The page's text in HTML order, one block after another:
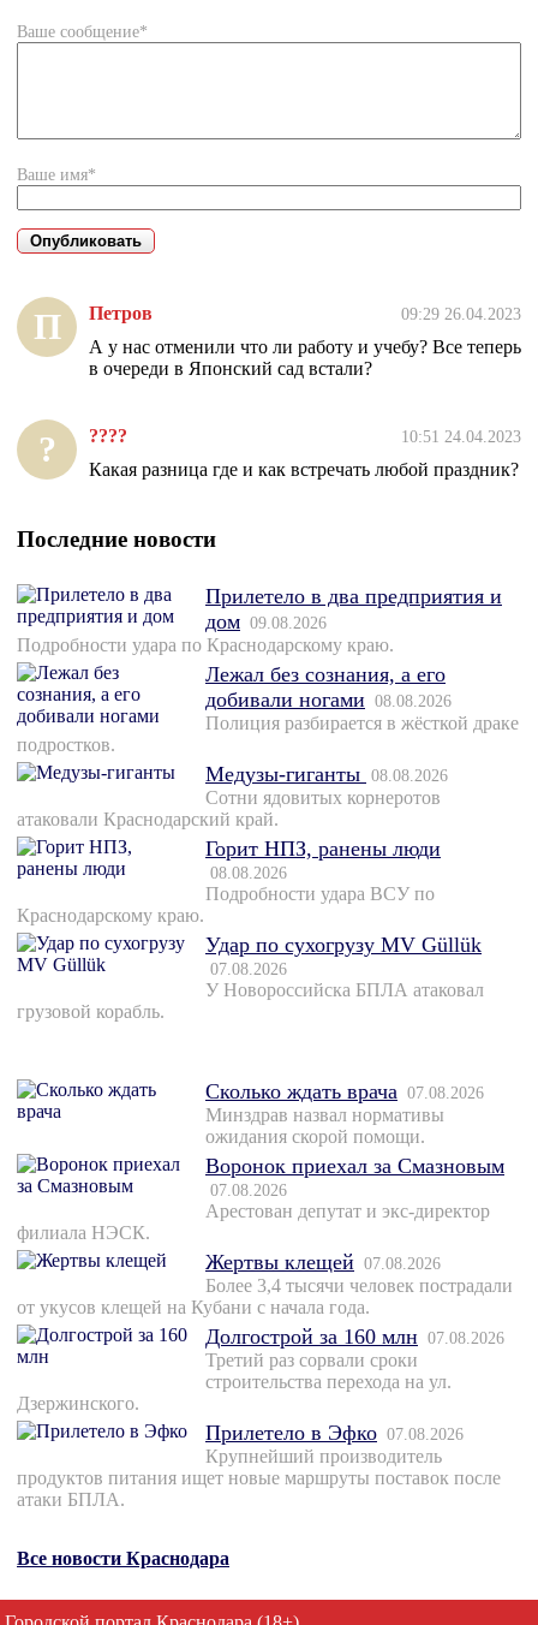
Ваше сообщение*
Ваше имя*
П Петров 09:29 26.04.2023
А у нас отменили что ли работу и учебу? Все теперь
в очереди в Японский сад встали?
? ???? 10:51 24.04.2023
Какая разница где и как встречать любой праздник?
Последние новости
Прилетело в два предприятия и
дом 09.08.2026
Подробности удара по Краснодарскому краю.
Лежал без сознания, а его
добивали ногами 08.08.2026
Полиция разбирается в жёсткой драке
подростков.
Медузы-гиганты 08.08.2026
Сотни ядовитых корнеротов
атаковали Краснодарский край.
Горит НПЗ, ранены люди
08.08.2026
Подробности удара ВСУ по
Краснодарскому краю.
Удар по сухогрузу MV Güllük
07.08.2026
У Новороссийска БПЛА атаковал
грузовой корабль.
Сколько ждать врача 07.08.2026
Минздрав назвал нормативы
ожидания скорой помощи.
Воронок приехал за Смазновым
07.08.2026
Арестован депутат и экс-директор
филиала НЭСК.
Жертвы клещей 07.08.2026
Более 3,4 тысячи человек пострадали
от укусов клещей на Кубани с начала года.
Долгострой за 160 млн 07.08.2026
Третий раз сорвали сроки
строительства перехода на ул.
Дзержинского.
Прилетело в Эфко 07.08.2026
Крупнейший производитель
продуктов питания ищет новые маршруты поставок после
атаки БПЛА.
Все новости Краснодара